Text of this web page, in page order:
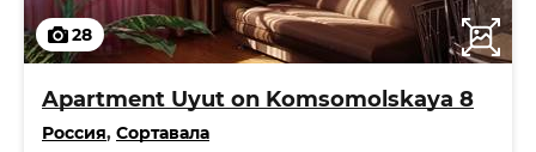
28
Apartment Uyut on Komsomolskaya 8
Россия, Сортавала